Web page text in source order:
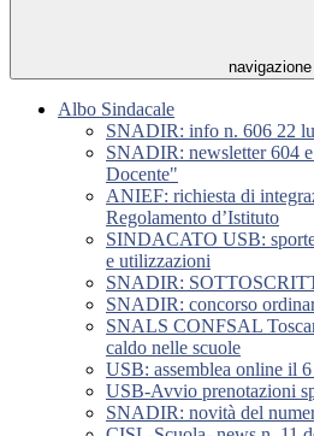
navigazione
Albo Sindacale
SNADIR: info n. 606 22
SNADIR: newsletter 604
Docente"
ANIEF: richiesta di
Regolamento d’Istituto
SINDACATO USB:
e utilizzazioni
SNADIR:
SNADIR: concorso
SNALS CONFSAL
caldo nelle scuole
USB: assemblea online il
USB-Avvio prenotazioni
SNADIR: novità del